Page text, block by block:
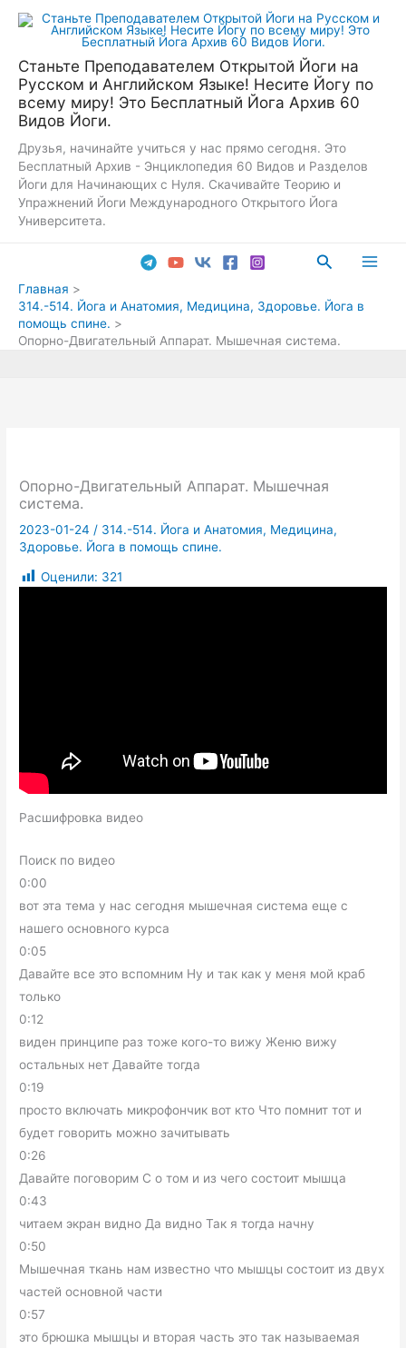
Перейти
Станьте Преподавателем Открытой Йоги на
Русском и Английском Языке! Несите Йогу по
всему миру! Это Бесплатный Йога Архив 60
Видов Йоги.
Друзья, начинайте учиться у нас прямо сегодня. Это
Бесплатный Архив - Энциклопедия 60 Видов и Разделов
Йоги для Начинающих с Нуля. Скачивайте Теорию и
Упражнений Йоги Международного Открытого Йога
Университета.
Поиск
Главная
314.-514. Йога и Анатомия, Медицина, Здоровье. Йога в
помощь спине.
Опорно-Двигательный Аппарат. Мышечная система.
Опорно-Двигательный Аппарат. Мышечная
система.
2023-01-24 / 314.-514. Йога и Анатомия, Медицина,
Здоровье. Йога в помощь спине.
Оценили: 321
Расшифровка видео
Поиск по видео
0:00
вот эта тема у нас сегодня мышечная система еще с
нашего основного курса
0:05
Давайте все это вспомним Ну и так как у меня мой краб
только
0:12
виден принципе раз тоже кого-то вижу Женю вижу
остальных нет Давайте тогда
0:19
просто включать микрофончик вот кто Что помнит тот и
будет говорить можно зачитывать
0:26
Давайте поговорим С о том и из чего состоит мышца
0:43
читаем экран видно Да видно Так я тогда начну
0:50
Мышечная ткань нам известно что мышцы состоит из двух
частей основной части
0:57
это брюшка мышцы и вторая часть это так называемая